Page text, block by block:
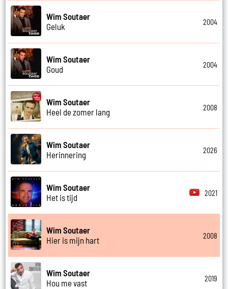
Wim Soutaer
Geluk
2004
Wim Soutaer
Goud
2004
Wim Soutaer
Heel de zomer lang
2008
Wim Soutaer
Herinnering
2026
Wim Soutaer
Het is tijd
2021
Wim Soutaer
Hier is mijn hart
2008
Wim Soutaer
Hou me vast
2019